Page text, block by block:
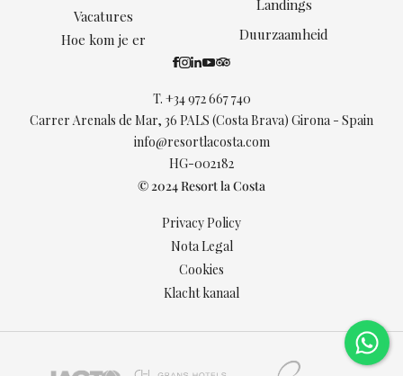
T. +34 972 667 740
Carrer Arenals de Mar, 36 PALS (Costa Brava) Girona - Spain
info@resortlacosta.com
HG-002182
Vacatures
Hoe kom je er
Landings
Duurzaamheid
© 2024 Resort la Costa
Privacy Policy
Nota Legal
Cookies
Klacht kanaal